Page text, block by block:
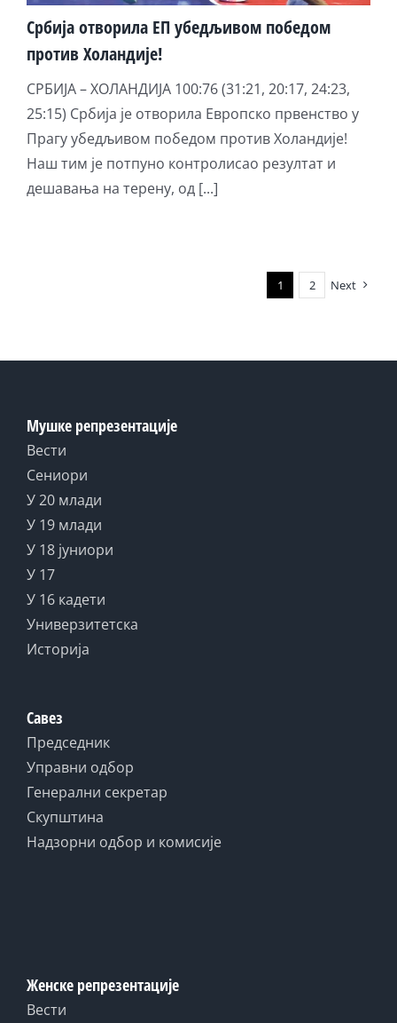
Србија отворила ЕП убедљивом победом
против Холандије!
СРБИЈА – ХОЛАНДИЈА 100:76 (31:21, 20:17, 24:23,
25:15) Србија је отворила Европско првенство у
Прагу убедљивом победом против Холандије!
Наш тим је потпуно контролисао резултат и
дешавања на терену, од [...]
1 2 Next
Мушке репрезентације
Вести
Сениори
У 20 млади
У 19 млади
У 18 јуниори
У 17
У 16 кадети
Универзитетска
Историја
Савез
Председник
Управни одбор
Генерални секретар
Скупштина
Надзорни одбор и комисије
Женске репрезентације
Вести